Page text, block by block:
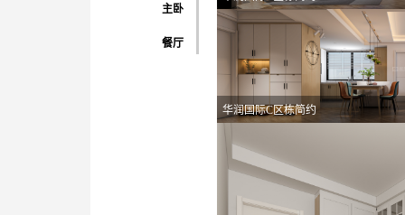
主卧
餐厅
华润国际C区栋简约